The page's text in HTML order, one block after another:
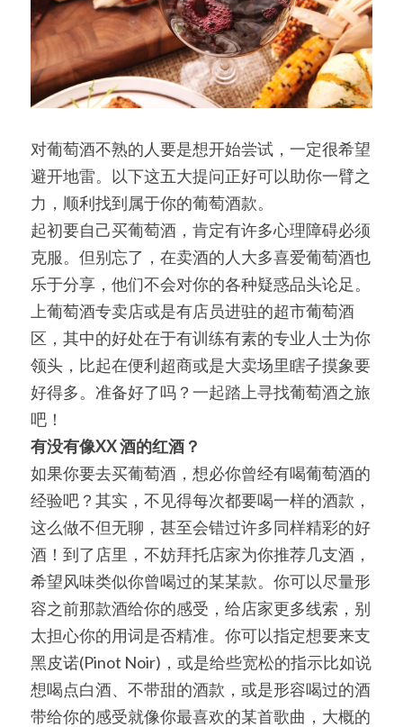
对葡萄酒不熟的人要是想开始尝试，一定很希望
避开地雷。以下这五大提问正好可以助你一臂之
力，顺利找到属于你的葡萄酒款。
起初要自己买葡萄酒，肯定有许多心理障碍必须
克服。但别忘了，在卖酒的人大多喜爱葡萄酒也
乐于分享，他们不会对你的各种疑惑品头论足。
上葡萄酒专卖店或是有店员进驻的超市葡萄酒
区，其中的好处在于有训练有素的专业人士为你
领头，比起在便利超商或是大卖场里瞎子摸象要
好得多。准备好了吗？一起踏上寻找葡萄酒之旅
吧！
有没有像XX 酒的红酒？
如果你要去买葡萄酒，想必你曾经有喝葡萄酒的
经验吧？其实，不见得每次都要喝一样的酒款，
这么做不但无聊，甚至会错过许多同样精彩的好
酒！到了店里，不妨拜托店家为你推荐几支酒，
希望风味类似你曾喝过的某某款。你可以尽量形
容之前那款酒给你的感受，给店家更多线索，别
太担心你的用词是否精准。你可以指定想要来支
黑皮诺(Pinot Noir)，或是给些宽松的指示比如说
想喝点白酒、不带甜的酒款，或是形容喝过的酒
带给你的感受就像你最喜欢的某首歌曲，大概的